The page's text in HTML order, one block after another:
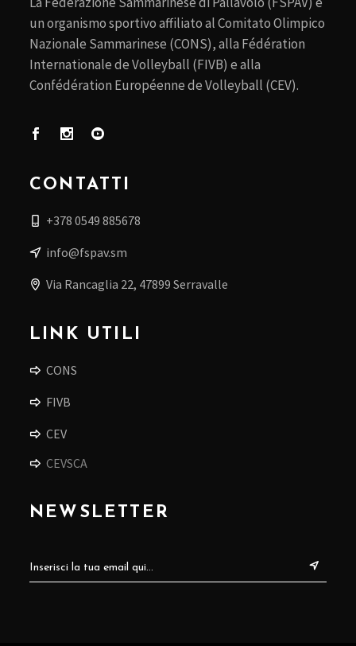
un organismo sportivo affiliato al Comitato Olimpico
Nazionale Sammarinese (CONS), alla Fédération
Internationale de Volleyball (FIVB) e alla
Confédération Européenne de Volleyball (CEV).
CONTATTI
+378 0549 885678
info@fspav.sm
Via Rancaglia 22, 47899 Serravalle
LINK UTILI
CONS
FIVB
CEV
CEVSCA
NEWSLETTER